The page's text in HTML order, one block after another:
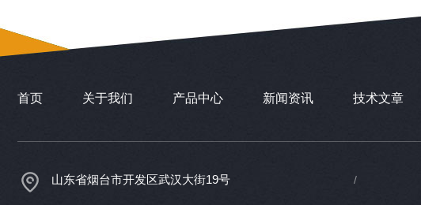
首页 关于我们 产品中心 新闻资讯 技术文章
山东省烟台市开发区武汉大街19号